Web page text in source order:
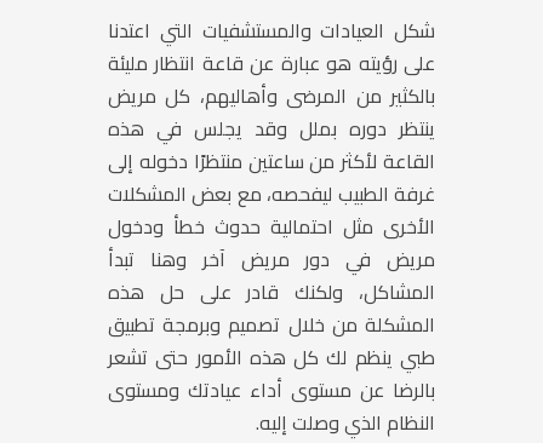
شكل العيادات والمستشفيات التي اعتدنا
على رؤيته هو عبارة عن قاعة انتظار مليئة
بالكثير من المرضى وأهاليهم، كل مريض
ينتظر دوره بملل وقد يجلس في هذه
القاعة لأكثر من ساعتين منتظرًا دخوله إلى
غرفة الطبيب ليفحصه، مع بعض المشكلات
الأخرى مثل احتمالية حدوث خطأ ودخول
مريض في دور مريض آخر وهنا تبدأ
المشاكل، ولكنك قادر على حل هذه
المشكلة من خلال تصميم وبرمجة تطبيق
طبي ينظم لك كل هذه الأمور حتى تشعر
بالرضا عن مستوى أداء عيادتك ومستوى
النظام الذي وصلت إليه.